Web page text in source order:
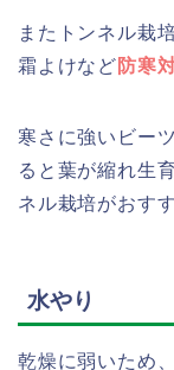
またトンネル栽
霜よけなど 防寒
寒さに強いビー
ると葉が縮れ生
ネル栽培がおす
水やり
乾燥に弱いため